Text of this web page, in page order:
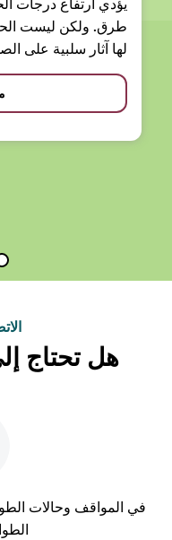
يؤدي ارتفاع درجات
طرق. ولكن ليست الحرارة
لها آثار سلبية على الصحة.
معرفة
الاتصال
هل تحتاج
المواقف وحالات الطوارئ
الطوارئ